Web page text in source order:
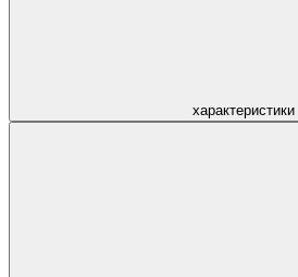
характеристики